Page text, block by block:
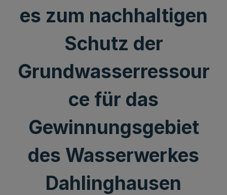
es zum nachhaltigen
Schutz der
Grundwasserressour
ce für das
Gewinnungsgebiet
des Wasserwerkes
Dahlinghausen